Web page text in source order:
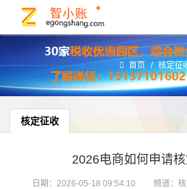
首页 / 核定征
核定征收
2026电商如何申请核
日期： 2026-05-18 09:54:10 频道：